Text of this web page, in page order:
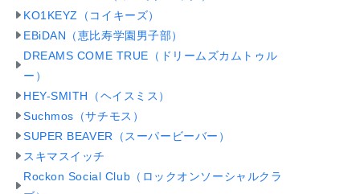
KO1KEYZ（コイキーズ）
EBiDAN（恵比寿学園男子部）
DREAMS COME TRUE（ドリームズカムトゥル
ー）
HEY-SMITH（ヘイスミス）
Suchmos（サチモス）
SUPER BEAVER（スーパービーバー）
スキマスイッチ
Rockon Social Club（ロックオンソーシャルクラ